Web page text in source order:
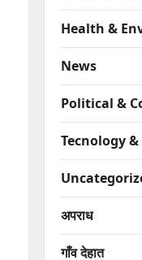
Health &
News
Political &
Tecnology
अपराध
गाँव देहात